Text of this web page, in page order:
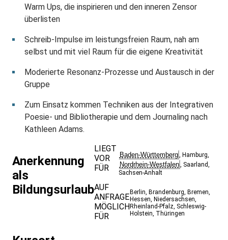
Warm Ups, die inspirieren und den inneren Zensor
überlisten
Schreib-Impulse im leistungsfreien Raum, nah am
selbst und mit viel Raum für die eigene Kreativität
Moderierte Resonanz-Prozesse und Austausch in der
Gruppe
Zum Einsatz kommen Techniken aus der Integrativen
Poesie- und Bibliotherapie und dem Journaling nach
Kathleen Adams.
Anerkennung
als
Bildungsurlaub
LIEGT
VOR
FÜR
Baden-Württemberg, Hamburg,
Nordrhein-Westfalen, Saarland,
Sachsen-Anhalt
AUF
ANFRAGE
MÖGLICH
FÜR
Berlin, Brandenburg, Bremen,
Hessen, Niedersachsen,
Rheinland-Pfalz, Schleswig-
Holstein, Thüringen